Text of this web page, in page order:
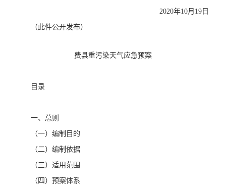
2020年10月19日
（此件公开发布）
费县重污染天气应急预案
目录
一、总则
（一）编制目的
（二）编制依据
（三）适用范围
（四）预案体系